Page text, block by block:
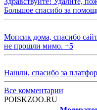
Большое спасибо за
Мопсик дома, спасибо
не прошли мимо. +5
Нашли, спасибо за
Все комментарии
POISKZOO.RU